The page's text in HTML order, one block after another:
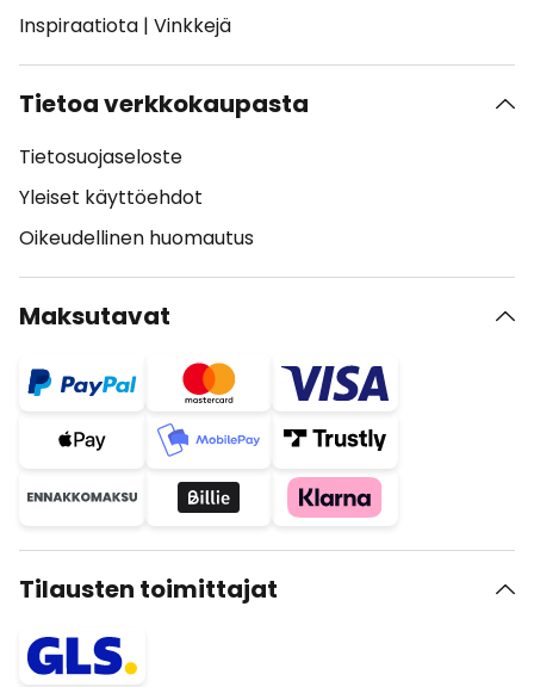
Inspiraatiota | Vinkkejä
Tietoa verkkokaupasta
Tietosuojaseloste
Yleiset käyttöehdot
Oikeudellinen huomautus
Maksutavat
Tilausten toimittajat